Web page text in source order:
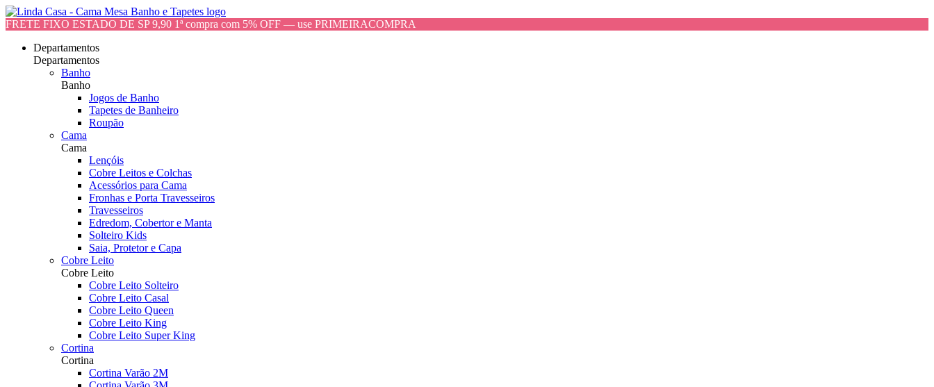
FRETE FIXO ESTADO DE SP 9,90 1ª compra com 5% OFF — use PRIMEIRACOMPRA
Departamentos
Departamentos
Banho
Banho
Jogos de Banho
Tapetes de Banheiro
Roupão
Cama
Cama
Lençóis
Cobre Leitos e Colchas
Acessórios para Cama
Fronhas e Porta Travesseiros
Travesseiros
Edredom, Cobertor e Manta
Solteiro Kids
Saia, Protetor e Capa
Cobre Leito
Cobre Leito
Cobre Leito Solteiro
Cobre Leito Casal
Cobre Leito Queen
Cobre Leito King
Cobre Leito Super King
Cortina
Cortina
Cortina Varão 2M